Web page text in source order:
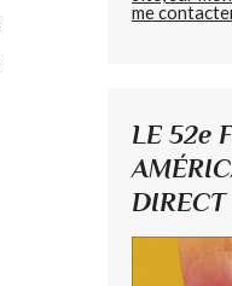
me
LE 52e
DIRECT